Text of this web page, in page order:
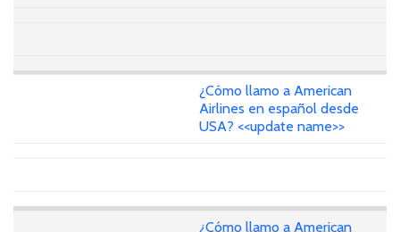
¿Cómo llamo a American
Airlines en español desde
USA? <<update name>>
¿Cómo llamo a American